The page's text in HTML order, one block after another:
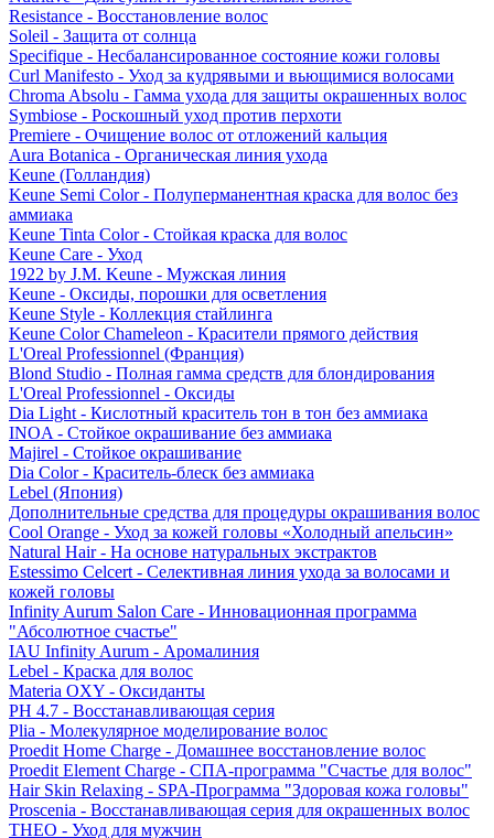
Resistance - Восстановление волос
Soleil - Защита от солнца
Specifique - Несбалансированное состояние кожи головы
Curl Manifesto - Уход за кудрявыми и вьющимися волосами
Chroma Absolu - Гамма ухода для защиты окрашенных волос
Symbiose - Роскошный уход против перхоти
Premiere - Очищение волос от отложений кальция
Aura Botanica - Органическая линия ухода
Keune (Голландия)
Keune Semi Color - Полуперманентная краска для волос без
аммиака
Keune Tinta Color - Стойкая краска для волос
Keune Care - Уход
1922 by J.M. Keune - Мужская линия
Keune - Оксиды, порошки для осветления
Keune Style - Коллекция стайлинга
Keune Color Chameleon - Красители прямого действия
L'Oreal Professionnel (Франция)
Blond Studio - Полная гамма средств для блондирования
L'Oreal Professionnel - Оксиды
Dia Light - Кислотный краситель тон в тон без аммиака
INOA - Стойкое окрашивание без аммиака
Majirel - Стойкое окрашивание
Dia Color - Краситель-блеск без аммиака
Lebel (Япония)
Дополнительные средства для процедуры окрашивания волос
Cool Orange - Уход за кожей головы «Холодный апельсин»
Natural Hair - На основе натуральных экстрактов
Estessimo Celcert - Селективная линия ухода за волосами и
кожей головы
Infinity Aurum Salon Care - Инновационная программа
"Абсолютное счастье"
IAU Infinity Aurum - Аромалиния
Lebel - Краска для волос
Materia OXY - Оксиданты
PH 4.7 - Восстанавливающая серия
Plia - Молекулярное моделирование волос
Proedit Home Charge - Домашнее восстановление волос
Proedit Element Charge - СПА-программа "Счастье для волос"
Hair Skin Relaxing - SPA-Программа "Здоровая кожа головы"
Proscenia - Восстанавливающая серия для окрашенных волос
THEO - Уход для мужчин